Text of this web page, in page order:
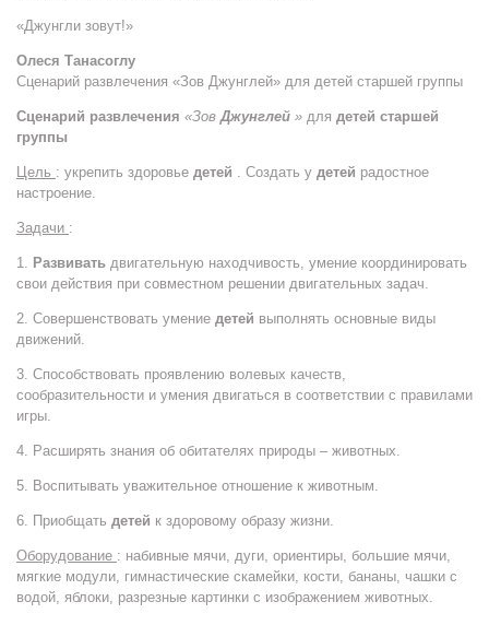
«Джунгли зовут!»
Олеся Танасоглу
Сценарий развлечения «Зов Джунглей» для детей старшей группы
Сценарий развлечения «Зов Джунглей » для детей старшей
группы
Цель : укрепить здоровье детей . Создать у детей радостное
настроение.
Задачи :
1. Развивать двигательную находчивость, умение координировать
свои действия при совместном решении двигательных задач.
2. Совершенствовать умение детей выполнять основные виды
движений.
3. Способствовать проявлению волевых качеств,
сообразительности и умения двигаться в соответствии с правилами
игры.
4. Расширять знания об обитателях природы – животных.
5. Воспитывать уважительное отношение к животным.
6. Приобщать детей к здоровому образу жизни.
Оборудование : набивные мячи, дуги, ориентиры, большие мячи,
мягкие модули, гимнастические скамейки, кости, бананы, чашки с
водой, яблоки, разрезные картинки с изображением животных.